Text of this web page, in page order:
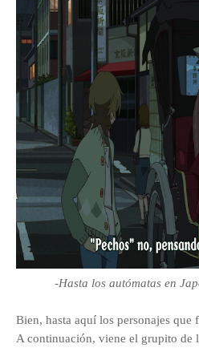
-Hasta los autómatas en
Bien, hasta aquí los personajes que
A continuación, viene el grupito de